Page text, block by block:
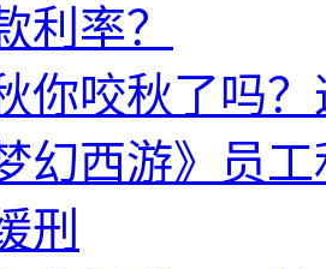
利率？
你咬秋了吗
幻西游》员
刑